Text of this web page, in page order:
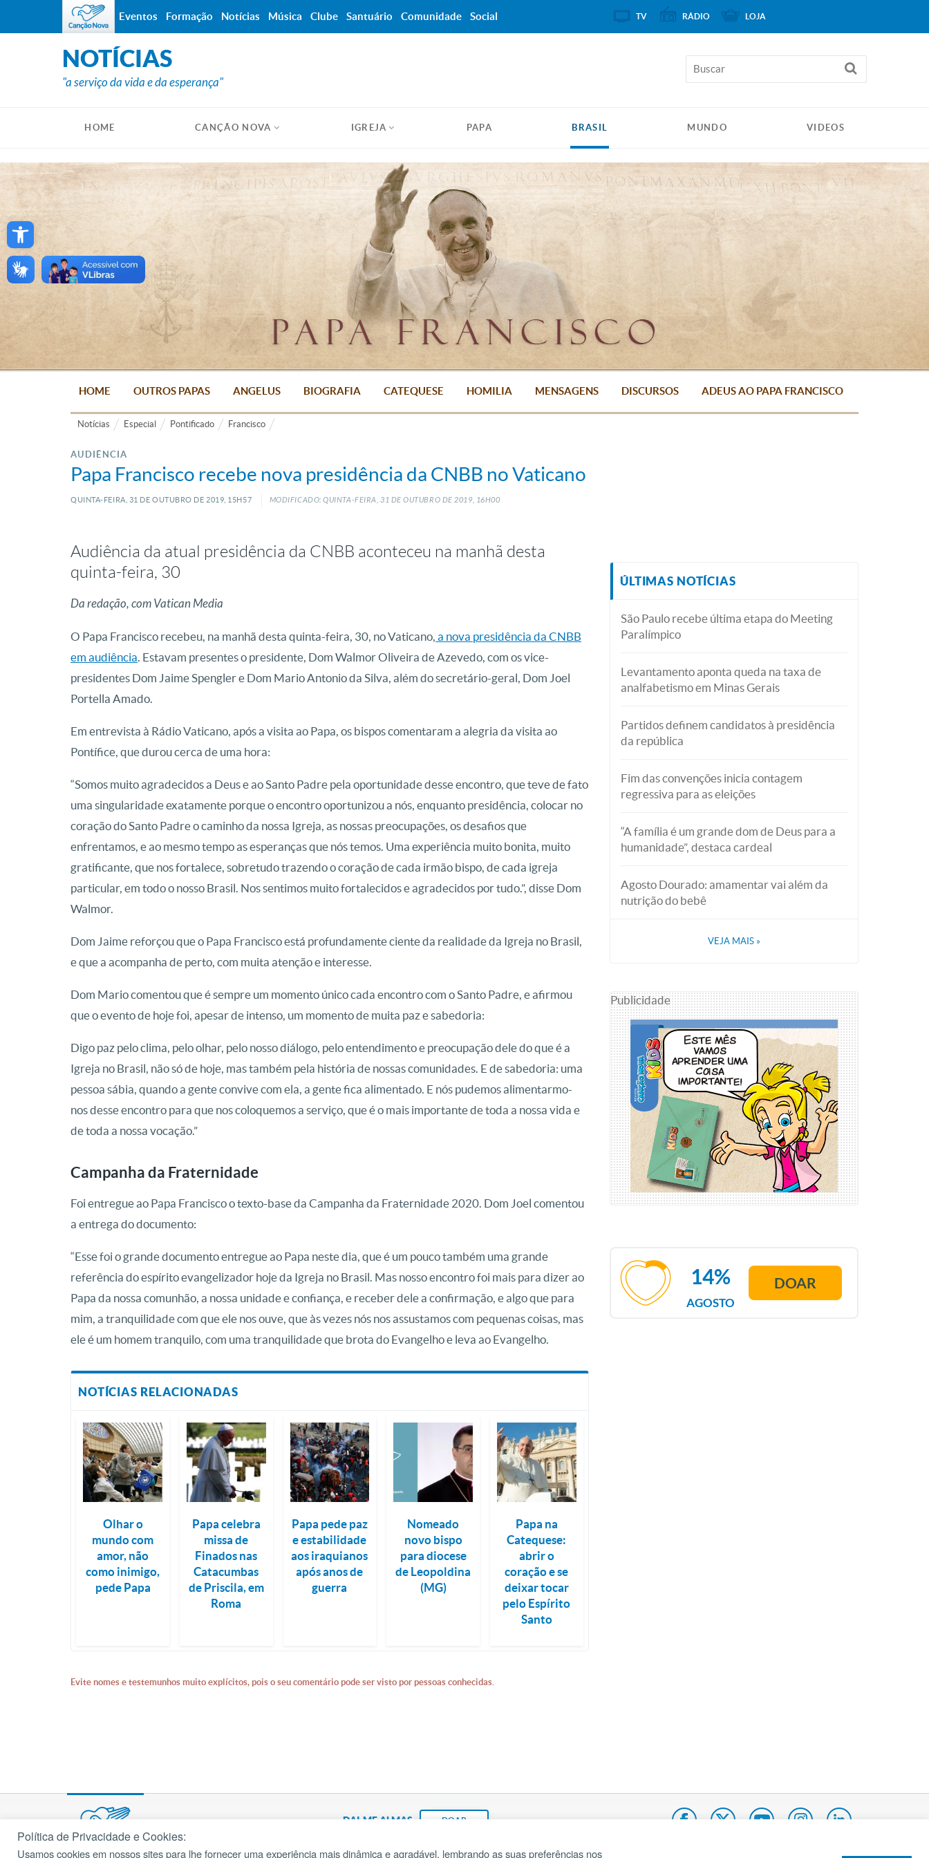
Open toolbar
NOTÍCIAS
"a serviço da vida e da esperança"
HOME CANÇÃO NOVA IGREJA PAPA BRASIL MUNDO VIDEOS
HOME OUTROS PAPAS ANGELUS BIOGRAFIA CATEQUESE HOMILIA MENSAGENS DISCURSOS ADEUS AO PAPA FRANCISCO
Notícias Especial Pontificado Francisco
AUDIÊNCIA
Papa Francisco recebe nova presidência da CNBB no Vaticano
QUINTA-FEIRA, 31 DE OUTUBRO DE 2019, 15H57 MODIFICADO: QUINTA-FEIRA, 31 DEOUTUBRO DE2019, 16H00
Audiência da atual presidência da CNBB aconteceu na manhã desta
quinta-feira, 30
Da redação, com Vatican Media
O Papa Francisco recebeu, na manhã desta quinta-feira, 30, no Vaticano, a nova presidência da CNBB
em audiência. Estavam presentes o presidente, Dom Walmor Oliveira de Azevedo, com os vice-
presidentes Dom Jaime Spengler e Dom Mario Antonio da Silva, além do secretário-geral, Dom Joel
Portella Amado.
Em entrevista à Rádio Vaticano, após a visita ao Papa, os bispos comentaram a alegria da visita ao
Pontífice, que durou cerca de uma hora:
“Somos muito agradecidos a Deus e ao Santo Padre pela oportunidade desse encontro, que teve de fato
uma singularidade exatamente porque o encontro oportunizou a nós, enquanto presidência, colocar no
coração do Santo Padre o caminho da nossa Igreja, as nossas preocupações, os desafios que
enfrentamos, e ao mesmo tempo as esperanças que nós temos. Uma experiência muito bonita, muito
gratificante, que nos fortalece, sobretudo trazendo o coração de cada irmão bispo, de cada igreja
particular, em todo o nosso Brasil. Nos sentimos muito fortalecidos e agradecidos por tudo.”, disse Dom
Walmor.
Dom Jaime reforçou que o Papa Francisco está profundamente ciente da realidade da Igreja no Brasil,
e que a acompanha de perto, com muita atenção e interesse.
Dom Mario comentou que é sempre um momento único cada encontro com o Santo Padre, e afirmou
que o evento de hoje foi, apesar de intenso, um momento de muita paz e sabedoria:
Digo paz pelo clima, pelo olhar, pelo nosso diálogo, pelo entendimento e preocupação dele do que é a
Igreja no Brasil, não só de hoje, mas também pela história de nossas comunidades. E de sabedoria: uma
pessoa sábia, quando a gente convive com ela, a gente fica alimentado. E nós pudemos alimentarmo-
nos desse encontro para que nos coloquemos a serviço, que é o mais importante de toda a nossa vida e
de toda a nossa vocação.”
Campanha da Fraternidade
Foi entregue ao Papa Francisco o texto-base da Campanha da Fraternidade 2020. Dom Joel comentou
a entrega do documento:
“Esse foi o grande documento entregue ao Papa neste dia, que é um pouco também uma grande
referência do espírito evangelizador hoje da Igreja no Brasil. Mas nosso encontro foi mais para dizer ao
Papa da nossa comunhão, a nossa unidade e confiança, e receber dele a confirmação, e algo que para
mim, a tranquilidade com que ele nos ouve, que às vezes nós nos assustamos com pequenas coisas, mas
ele é um homem tranquilo, com uma tranquilidade que brota do Evangelho e leva ao Evangelho.
NOTÍCIAS RELACIONADAS
Olhar o
mundo com
amor, não
como inimigo,
pede Papa
Papa celebra
missa de
Finados nas
Catacumbas
de Priscila, em
Roma
Papa pede paz
e estabilidade
aos iraquianos
após anos de
guerra
Nomeado
novo bispo
para diocese
de Leopoldina
(MG)
Papa na
Catequese:
abrir o
coração e se
deixar tocar
pelo Espírito
Santo
Evite nomes e testemunhos muito explícitos, pois o seu comentário pode ser visto por pessoas conhecidas.
ÚLTIMAS NOTÍCIAS
São Paulo recebe última etapa do Meeting
Paralímpico
Levantamento aponta queda na taxa de
analfabetismo em Minas Gerais
Partidos definem candidatos à presidência
da república
Fim das convenções inicia contagem
regressiva para as eleições
“A família é um grande dom de Deus para a
humanidade”, destaca cardeal
Agosto Dourado: amamentar vai além da
nutrição do bebê
VEJA MAIS »
Publicidade
AGOSTO
14% DOAR
Eventos Formação Notícias Música Clube Santuário Comunidade Social TV RÁDIO LOJA
DAI-ME ALMAS DOAR
Política de Privacidade e Cookies:
Usamos cookies em nossos sites para lhe fornecer uma experiência mais dinâmica e agradável, lembrando as suas preferências nos